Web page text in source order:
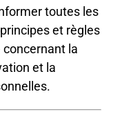
toutes les
et règles
la
et la